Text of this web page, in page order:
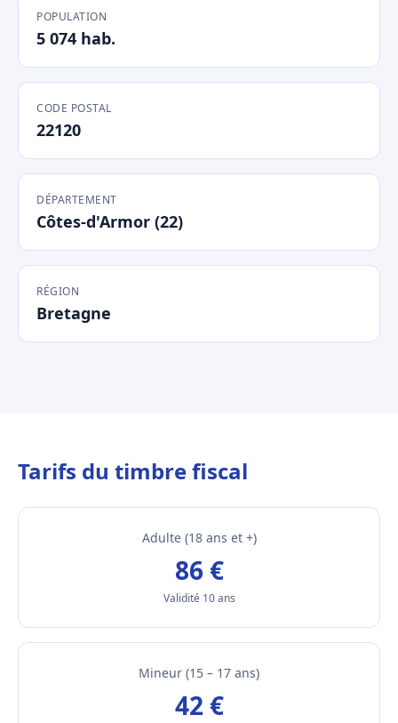
POPULATION
5 074 hab.
CODE POSTAL
22120
DÉPARTEMENT
Côtes-d'Armor (22)
RÉGION
Bretagne
Tarifs du timbre fiscal
Adulte (18 ans et +)
86 €
Validité 10 ans
Mineur (15 – 17 ans)
42 €